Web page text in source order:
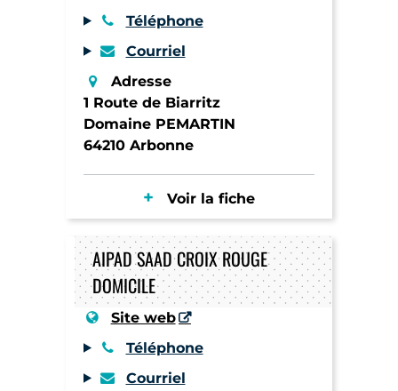
Téléphone
Courriel
Adresse
1 Route de Biarritz
Domaine PEMARTIN
64210 Arbonne
Voir la fiche
AIPAD SAAD CROIX ROUGE
DOMICILE
Site web
Téléphone
Courriel